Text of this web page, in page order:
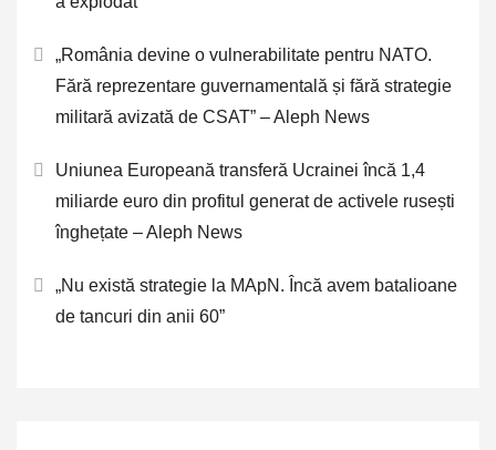
„România devine o vulnerabilitate pentru NATO.
Fără reprezentare guvernamentală și fără strategie
militară avizată de CSAT” – Aleph News
Uniunea Europeană transferă Ucrainei încă 1,4
miliarde euro din profitul generat de activele rusești
înghețate – Aleph News
„Nu există strategie la MApN. Încă avem batalioane
de tancuri din anii 60”